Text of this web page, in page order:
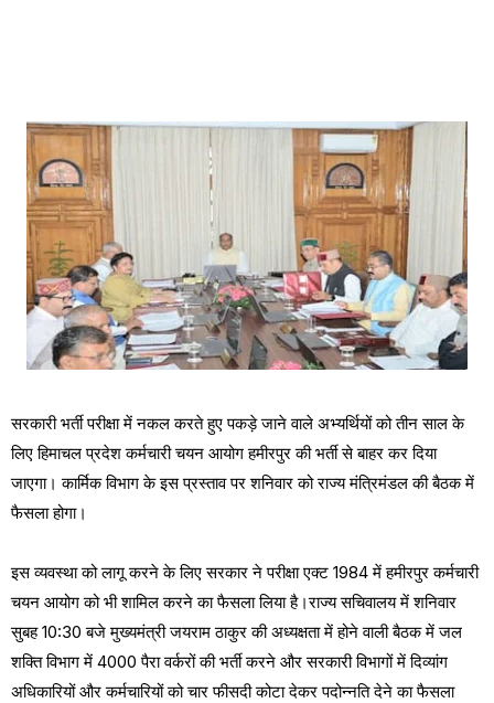
सरकारी भर्ती परीक्षा में नकल करते हुए पकड़े जाने वाले अभ्यर्थियों को तीन साल के
लिए हिमाचल प्रदेश कर्मचारी चयन आयोग हमीरपुर की भर्ती से बाहर कर दिया
जाएगा। कार्मिक विभाग के इस प्रस्ताव पर शनिवार को राज्य मंत्रिमंडल की बैठक में
फैसला होगा।
इस व्यवस्था को लागू करने के लिए सरकार ने परीक्षा एक्ट 1984 में हमीरपुर कर्मचारी
चयन आयोग को भी शामिल करने का फैसला लिया है।राज्य सचिवालय में शनिवार
सुबह 10:30 बजे मुख्यमंत्री जयराम ठाकुर की अध्यक्षता में होने वाली बैठक में जल
शक्ति विभाग में 4000 पैरा वर्करों की भर्ती करने और सरकारी विभागों में दिव्यांग
अधिकारियों और कर्मचारियों को चार फीसदी कोटा देकर पदोन्नति देने का फैसला